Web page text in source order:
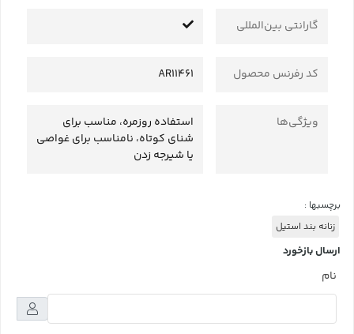
گارانتی بین‌المللی
کد رفرنس محصول AR11461
ویژگی‌ها
استفاده روزمره، مناسب برای
شنای کوتاه، نامناسب برای غواصی
یا شیرجه زدن
برچسبها :
زنانه بند استیل
ارسال بازخورد
نام